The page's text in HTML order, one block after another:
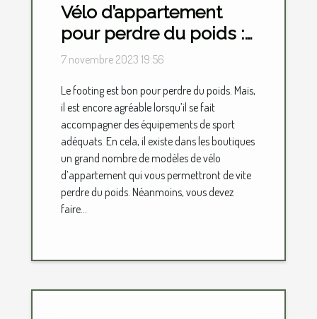
Vélo d’appartement
pour perdre du poids :
lequel choisir ?
7 novembre 2023 19:56
Le footing est bon pour perdre du poids. Mais,
il est encore agréable lorsqu’il se fait
accompagner des équipements de sport
adéquats. En cela, il existe dans les boutiques
un grand nombre de modèles de vélo
d’appartement qui vous permettront de vite
perdre du poids. Néanmoins, vous devez
faire...